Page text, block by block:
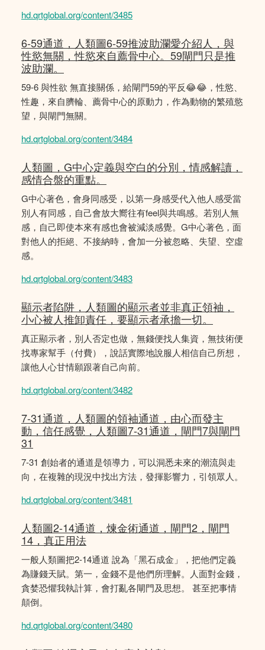
hd.qrtglobal.org/content/3485
6-59通道，人類圖6-59推波助瀾愛介紹人，與
性慾無關，性慾來自薦骨中心。59閘門只是推
波助瀾。
59-6 與性欲 無直接關係，給閘門59的平反😂😂，性慾、
性趣，來自臍輪、薦骨中心的原動力，作為動物的繁殖慾
望，與閘門無關。
hd.qrtglobal.org/content/3484
人類圖，G中心定義與空白的分別，情感解讀，
感情合盤的重點。
G中心著色，會身同感受，以第一身感受代入他人感受當
別人有同感，自己會放大嚮往有feel與共鳴感。若別人無
感，自己即使本來有感也會被減淡感覺。G中心著色，面
對他人的拒絕、不接納時，會加一分被忽略、失望、空虛
感。
hd.qrtglobal.org/content/3483
顯示者陷阱，人類圖的顯示者並非真正領袖，
小心被人推卸責任，要顯示者承擔一切。
真正顯示者，別人否定也做，無錢便找人集資，無技術便
找專家幫手（付費），說話實際地說服人相信自己所想，
讓他人心甘情願跟著自己向前。
hd.qrtglobal.org/content/3482
7-31通道，人類圖的領袖通道，由心而發主
動，信任感覺，人類圖7-31通道，閘門7與閘門
31
7-31 創始者的通道是領導力，可以洞悉未來的潮流與走
向，在複雜的現況中找出方法，發揮影響力，引領眾人。
hd.qrtglobal.org/content/3481
人類圖2-14通道，煉金術通道，閘門2，閘門
14，真正用法
一般人類圖把2-14通道 說為「黑石成金」，把他們定義
為賺錢天賦。第一，金錢不是他們所理解。人面對金錢，
貪婪恐懼我執計算，會打亂各閘門及思想。 甚至把事情
顛倒。
hd.qrtglobal.org/content/3480